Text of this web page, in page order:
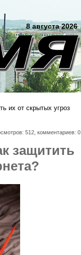
8 августа 2026
их от скрытых угроз
512, комментариев: 0
защитить